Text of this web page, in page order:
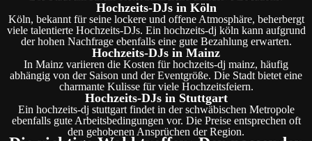
Hochzeits-DJs in Köln
Köln, bekannt für seine lockere und offene Atmosphäre, beherbergt
viele talentierte Hochzeits-DJs. Ein hochzeits-dj köln kann aufgrund
der hohen Nachfrage ebenfalls eine gute Bezahlung erwarten.
Hochzeits-DJs in Mainz
In Mainz variieren die Kosten für hochzeits-dj mainz, häufig
abhängig von der Saison und der Eventgröße. Die Stadt bietet eine
charmante Kulisse für viele Hochzeitsfeiern.
Hochzeits-DJs in Stuttgart
Ein hochzeits-dj stuttgart findet in der schwäbischen Metropole
ebenfalls gute Arbeitsbedingungen vor. Die Preise entsprechen oft
den gehobenen Ansprüchen der Region.